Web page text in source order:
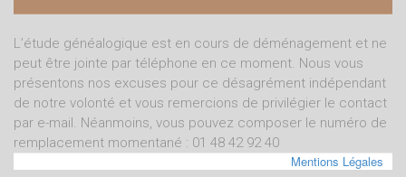
L’étude généalogique est en cours de déménagement et ne
peut être jointe par téléphone en ce moment. Nous vous
présentons nos excuses pour ce désagrément indépendant
de notre volonté et vous remercions de privilégier le contact
par e-mail. Néanmoins, vous pouvez composer le numéro de
remplacement momentané : 01 48 42 92 40
Mentions Légales